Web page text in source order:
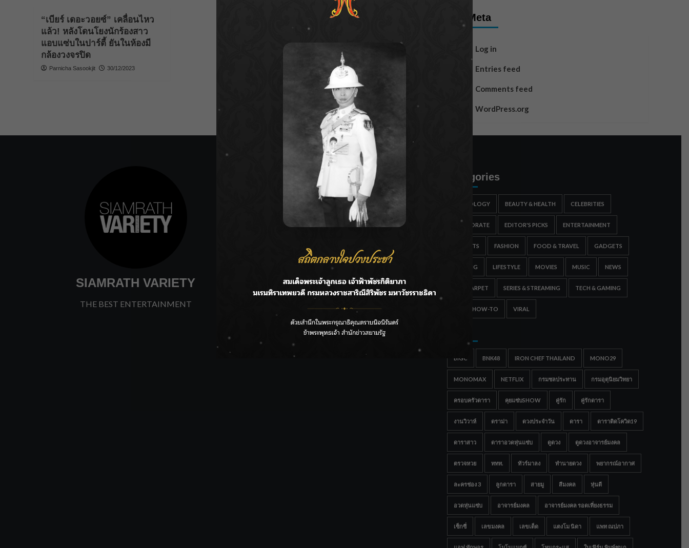
“เบียร์ เดอะวอยซ์” เคลื่อนไหว
แล้ว! หลังโดนโยงนักร้องสาว
แอบแซ่บในปาร์ตี้ ยันในห้องมี
กล้องวงจรปิด
Parnicha Sasookjit 30/12/2023
Posts
Meta
Log in
Entries feed
Comments feed
WordPress.org
SIAMRATH VARIETY
THE BEST ENTERTAINMENT
กรมชลฯ รับฟังประชาชน ติดตามแก้ปัญหาโครงการประตู
ลาโลกนี้ ให้ใส่บาตรสิ่งนั้นไว้ตอนยังมีชีวิต”
ราชเลขานุการในพระองค์ฯ ติดตามโครงการหุบกะพง–ห้วย
ทรายใต้ เสริมความมั่นคงน้ำเพชรบุรี
ตรอง “G.O.A.T”
กรมชลฯ เกาะติดฝนทั่วประเทศ เตรียมเครื่องจักรรับมือน้ำ
Categories
ASTROLOGY BEAUTY & HEALTH CELEBRITIES
CORPORATE EDITOR'S PICKS ENTERTAINMENT
ESPORTS FASHION FOOD & TRAVEL GADGETS
GAMING LIFESTYLE MOVIES MUSIC NEWS
RED CARPET SERIES & STREAMING TECH & GAMING
TIPS & HOW-TO VIRAL
BIGC BNK48 IRON CHEF THAILAND MONO29
MONOMAX NETFLIX กรมชลประทาน กรมอุตุนิยมวิทยา
ครอบครัวดารา คุยแซ่บSHOW คู่รัก คู่รักดารา
งานวิวาห์ ดราม่า ดวงประจำวัน ดารา ดาราติดโควิด19
ดาราสาว ดาราอวดหุ่นแซ่บ ดูดวง ดูดวงอาจารย์มงคล
ตรวจหวย ททท. ทัวร์มาลง ทำนายดวง พยากรณ์อากาศ
ละครช่อง 3 ลูกดารา สายมู สีมงคล หุ่นดี
อวดหุ่นแซ่บ อาจารย์มงคล อาจารย์มงคล รอดเที่ยงธรรม
เซ็กซี่ เลขมงคล เลขเด็ด แตงโม นิดา แพท ณปภา